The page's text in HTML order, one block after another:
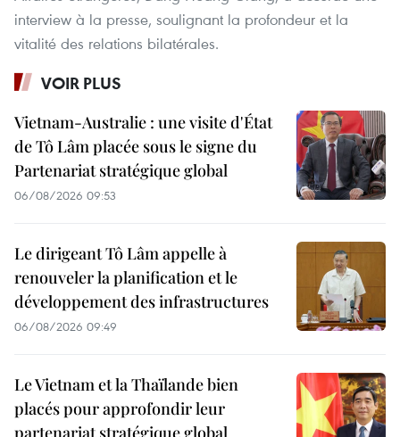
interview à la presse, soulignant la profondeur et la
vitalité des relations bilatérales.
VOIR PLUS
Vietnam-Australie : une visite d'État
de Tô Lâm placée sous le signe du
Partenariat stratégique global
06/08/2026 09:53
Le dirigeant Tô Lâm appelle à
renouveler la planification et le
développement des infrastructures
06/08/2026 09:49
Le Vietnam et la Thaïlande bien
placés pour approfondir leur
partenariat stratégique global